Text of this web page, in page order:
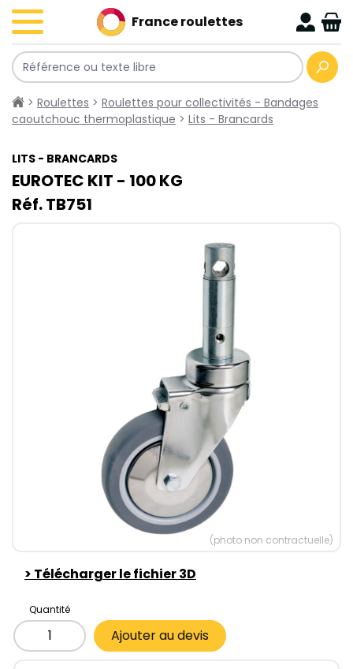
France roulettes
> Roulettes > Roulettes pour collectivités - Bandages
caoutchouc thermoplastique > Lits - Brancards
LITS - BRANCARDS
EUROTEC KIT - 100​ KG
Réf. TB751
(photo non contractuelle)
> Télécharger le fichier 3D
Quantité
Ajouter au devis